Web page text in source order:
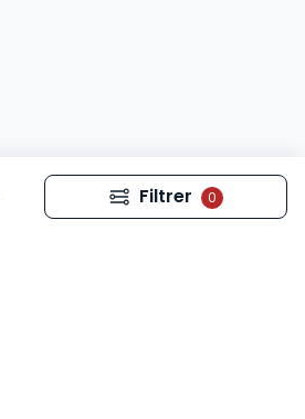
Filtrer 0